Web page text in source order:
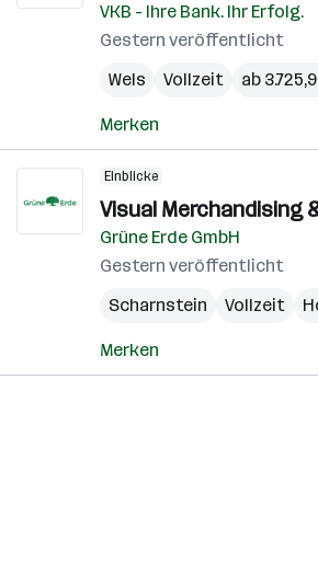
VKB - Ihre Bank. Ihr Erfolg.
Gestern veröffentlicht
Wels
Vollzeit ab
Merken
Einblicke
Visual Merchandising
Grüne Erde GmbH
Gestern veröffentlicht
Scharnstein
Vollzeit
Merken